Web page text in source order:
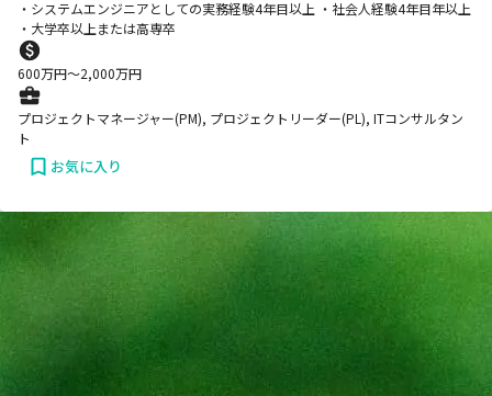
・システムエンジニアとしての実務経験4年目以上 ・社会人経験4年目年以上
・大学卒以上または高専卒
600万円〜2,000万円
プロジェクトマネージャー(PM), プロジェクトリーダー(PL), ITコンサルタン
ト
お気に入り